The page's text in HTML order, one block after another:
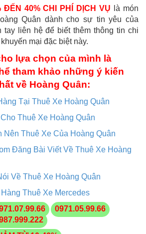
ĐẾN 40% CHI PHÍ DỊCH VỤ là món
Quân dành cho sự tin yêu của
tay liên hệ để biết thêm thông tin chi
mại đặc biệt này.
lựa chọn của mình là
tham khảo những ý kiến
về Hoàng Quân:
Tại Thuê Xe Hoàng Quân
Thuê Xe Hoàng Quân
Nên Thuê Xe Của Hoàng Quân
Đăng Bài Viết Về Thuê Xe Hoàng
Về Thuê Xe Hoàng Quân
Thuê Xe Mercedes
0971.05.99.66